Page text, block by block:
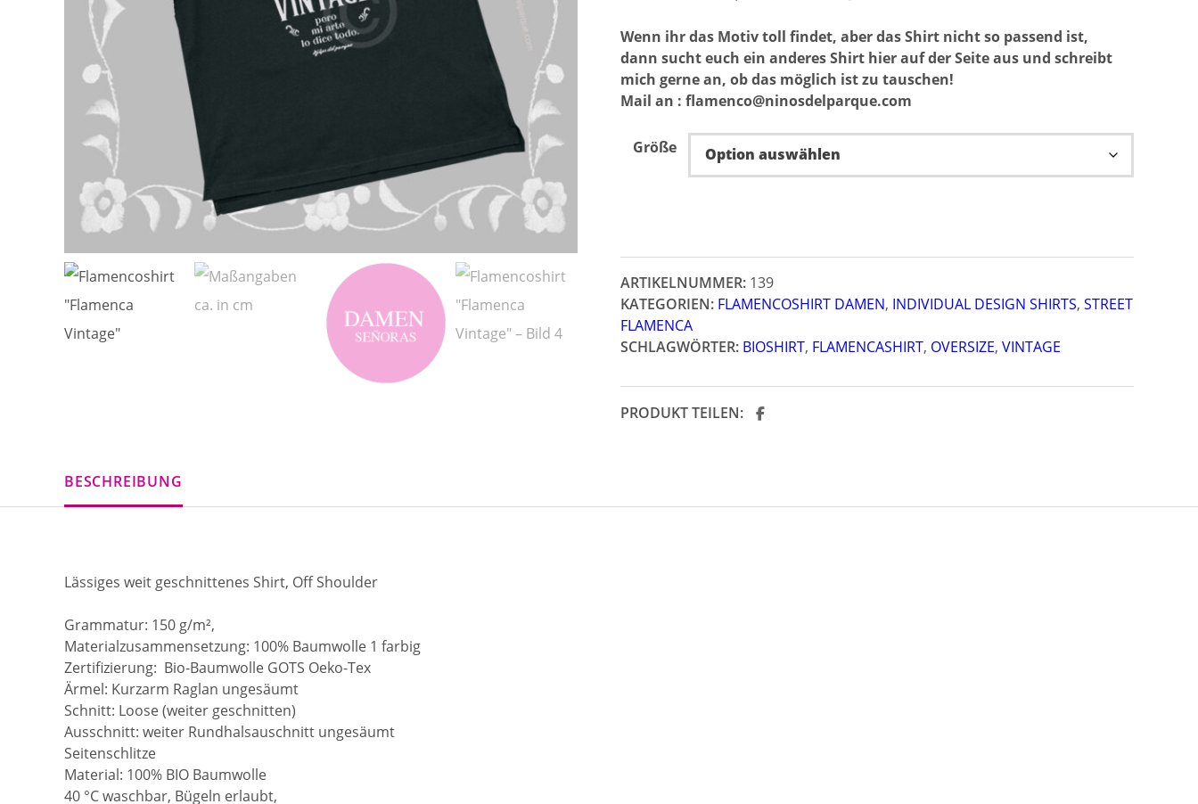
Wenn ihr das Motiv toll findet, aber das Shirt nicht so passend ist,
dann sucht euch ein anderes Shirt hier auf der Seite aus und schreibt
mich gerne an, ob das möglich ist zu tauschen!
Mail an : flamenco@ninosdelparque.com
Größe
ARTIKELNUMMER: 139
KATEGORIEN: FLAMENCOSHIRT DAMEN, INDIVIDUAL DESIGN SHIRTS, STREET
FLAMENCA
SCHLAGWÖRTER: BIOSHIRT, FLAMENCASHIRT, OVERSIZE, VINTAGE
PRODUKT TEILEN:
BESCHREIBUNG
Lässiges weit geschnittenes Shirt, Off Shoulder
Grammatur: 150 g/m²,
Materialzusammensetzung: 100% Baumwolle 1 farbig
Zertifizierung: Bio-Baumwolle GOTS Oeko-Tex
Ärmel: Kurzarm Raglan ungesäumt
Schnitt: Loose (weiter geschnitten)
Ausschnitt: weiter Rundhalsauschnitt ungesäumt
Seitenschlitze
Material: 100% BIO Baumwolle
40 °C waschbar, Bügeln erlaubt,